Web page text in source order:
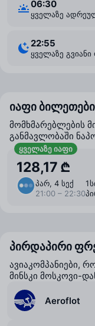
06:30
ყველაზე
22:55
ყველაზე
იაფი ბილეთები
მომხმარებლების
განმავლობაში
ყველაზე იაფი
128,17 ₾
პარ, 4 სექ
21:00 – 22:30
1
პირდაპირი
ავიაკომპანიები,
მინსკი მოსკოვი-
Aeroflot